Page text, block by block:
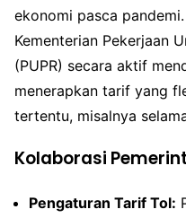
ekonomi pasca
Kementerian Pekerjaan
(PUPR) secara aktif
menerapkan tarif yang
tertentu, misalnya
Kolaborasi
Pengaturan Tarif Tol: